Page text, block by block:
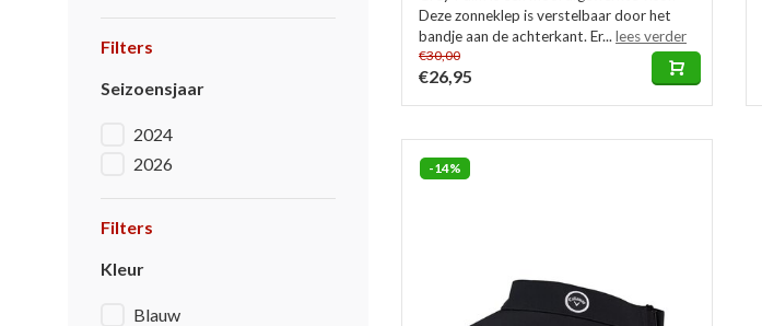
Filters
Seizoensjaar
2024
2026
Filters
Kleur
Blauw
Deze zonneklep is verstelbaar door het
bandje aan de achterkant. Er... lees verder
€30,00
€26,95
-14%